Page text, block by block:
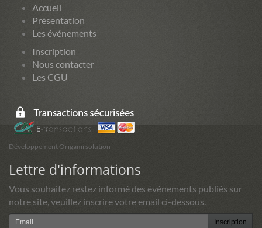
Accueil
Présentation
Les événements
Inscription
Nous contacter
Les CGU
Développement Origami solution
Lettre d'informations
Vous souhaitez restez informé des événements publiés sur
notre site, veuillez inscrire votre email ci-dessous.
Inscription